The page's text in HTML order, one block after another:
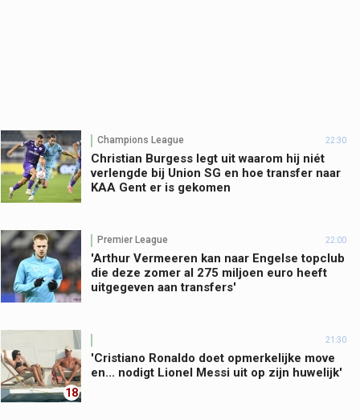
Champions League 22:30
Christian Burgess legt uit waarom hij niét
verlengde bij Union SG en hoe transfer naar
KAA Gent er is gekomen
Premier League 22:00
'Arthur Vermeeren kan naar Engelse topclub
die deze zomer al 275 miljoen euro heeft
uitgegeven aan transfers'
18
21:30
'Cristiano Ronaldo doet opmerkelijke move
en... nodigt Lionel Messi uit op zijn huwelijk'